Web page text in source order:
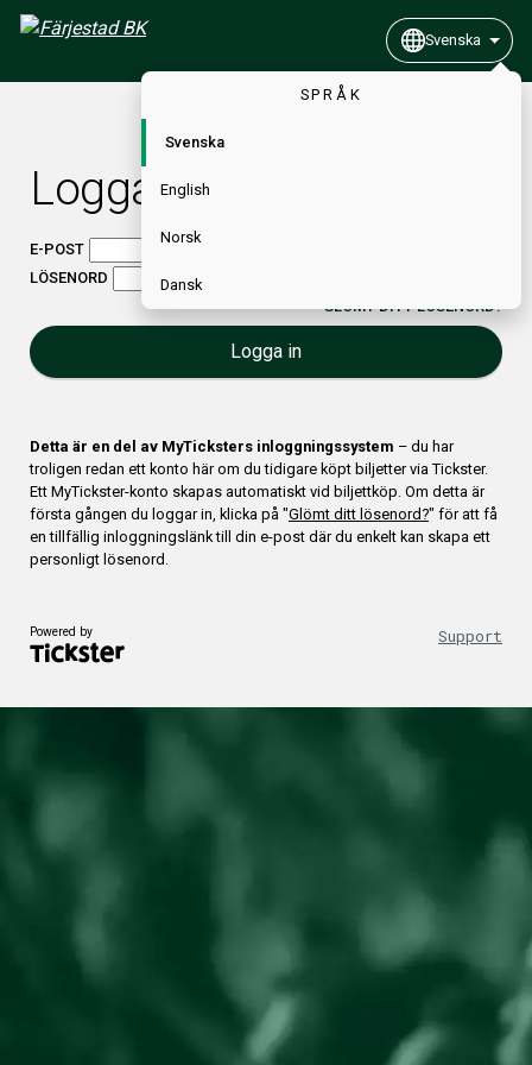
Svenska
SPRÅK
Svenska
English
Norsk
Dansk
Logga in
E-POST
LÖSENORD
GLÖMT DITT LÖSENORD?
Logga in
Detta är en del av MyTicksters inloggningssystem – du har
troligen redan ett konto här om du tidigare köpt biljetter via Tickster.
Ett MyTickster-konto skapas automatiskt vid biljettköp. Om detta är
första gången du loggar in, klicka på "Glömt ditt lösenord?" för att få
en tillfällig inloggningslänk till din e-post där du enkelt kan skapa ett
personligt lösenord.
Powered by Support